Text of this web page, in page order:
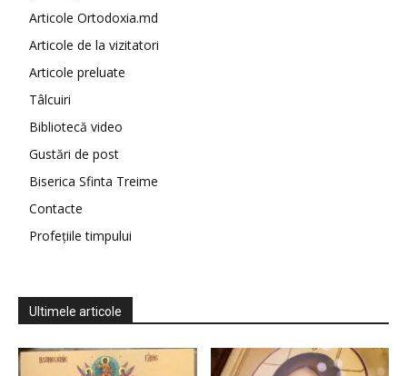
Articole Ortodoxia.md
Articole de la vizitatori
Articole preluate
Tâlcuiri
Bibliotecă video
Gustări de post
Biserica Sfinta Treime
Contacte
Profețiile timpului
Ultimele articole